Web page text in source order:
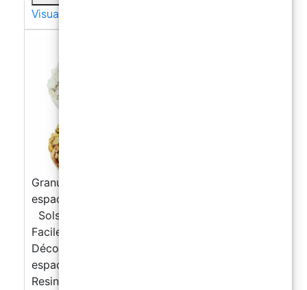
Visualizza di più →
Granulats pour sols drainants - Idéal pour
espaces extérieurs
Sols Drainants ResinPro : Économiques et
Faciles à Appliquer, en sacs de 25 kg
Découvrez la solution parfaite pour vos
espaces extérieurs avec les sols drainants
ResinPro. Nos granulats pour résine sont